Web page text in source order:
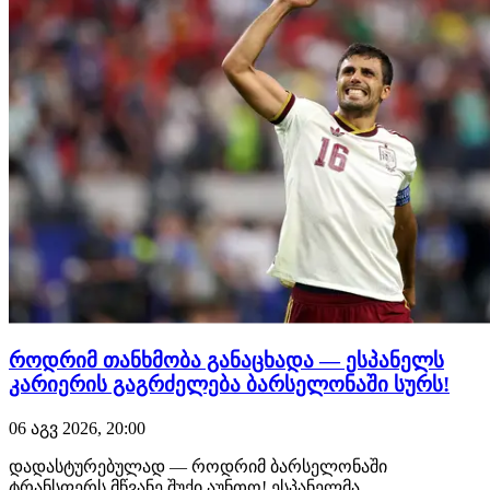
როდრიმ თანხმობა განაცხადა — ესპანელს
კარიერის გაგრძელება ბარსელონაში სურს!
06 აგვ 2026, 20:00
დადასტურებულად — როდრიმ ბარსელონაში